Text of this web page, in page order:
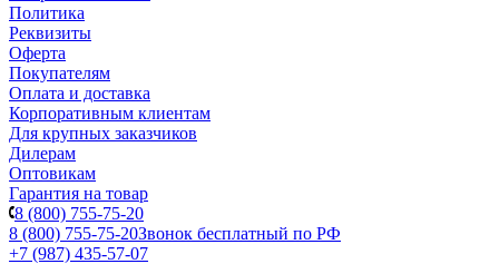
Политика
Реквизиты
Оферта
Покупателям
Оплата и доставка
Корпоративным клиентам
Для крупных заказчиков
Дилерам
Оптовикам
Гарантия на товар
8 (800) 755-75-20
8 (800) 755-75-20Звонок бесплатный по РФ
+7 (987) 435-57-07